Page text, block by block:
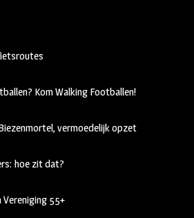
Kom Walking Footballen!
vermoedelijk opzet
hoe zit dat?
55+